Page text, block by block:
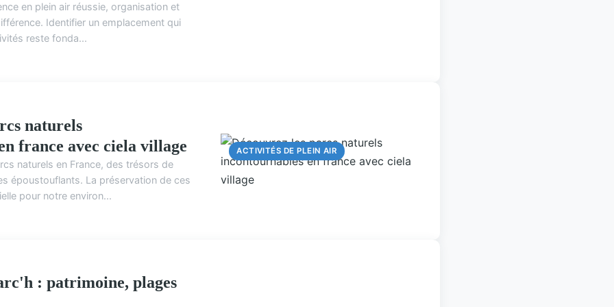
en plein air réussie, organisation et
Identifier un emplacement qui
reste fonda...
ACTIVITÉS DE PLEIN AIR
naturels
france avec ciela village
naturels en France, des trésors de
époustouflants. La préservation de ces
pour notre environ...
: patrimoine, plages